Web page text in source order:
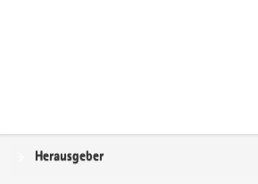
Service
Herausgeber